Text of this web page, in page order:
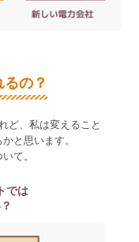
の？
ど、私は変えること
と思います。
て。
では